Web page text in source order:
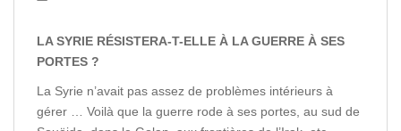
LA SYRIE RÉSISTERA-T-ELLE À LA GUERRE À SES
PORTES ?
La Syrie n’avait pas assez de problèmes intérieurs à
gérer … Voilà que la guerre rode à ses portes, au sud de